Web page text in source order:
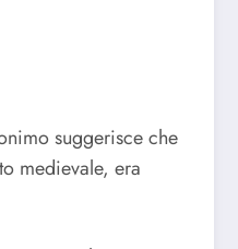
suggerisce che
medievale, era